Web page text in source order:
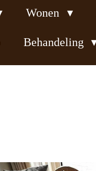
Wonen
Behandeling